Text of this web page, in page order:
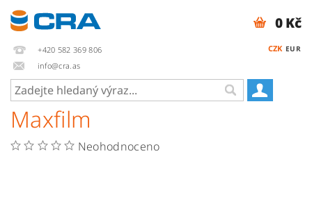
+420 582 369 806
info@cra.as
CZK EUR
0 Kč
Maxfilm
Neohodnoceno